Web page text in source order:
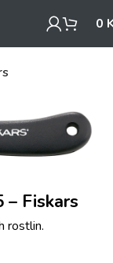
0
– Fiskars
rostlin.